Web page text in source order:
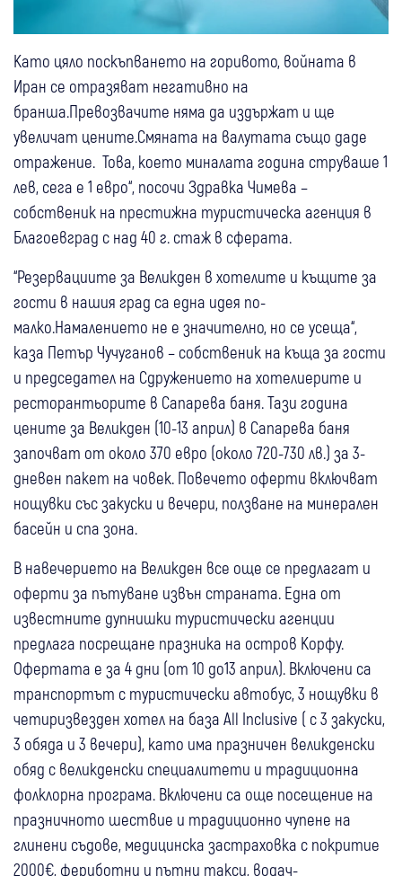
Като цяло поскъпването на горивото, войната в
Иран се отразяват негативно на
бранша.Превозвачите няма да издържат и ще
увеличат цените.Смяната на валутата също даде
отражение. Това, което миналата година струваше 1
лев, сега е 1 евро“, посочи Здравка Чимева –
собственик на престижна туристическа агенция в
Благоевград с над 40 г. стаж в сферата.
“Резервациите за Великден в хотелите и къщите за
гости в нашия град са една идея по-
малко.Намалението не е значително, но се усеща“,
каза Петър Чучуганов – собственик на къща за гости
и председател на Сдружението на хотелиерите и
ресторантьорите в Сапарева баня. Тази година
цените за Великден (10-13 април) в Сапарева баня
започват от около 370 евро (около 720-730 лв.) за 3-
дневен пакет на човек. Повечето оферти включват
нощувки със закуски и вечери, ползване на минерален
басейн и спа зона.
В навечерието на Великден все още се предлагат и
оферти за пътуване извън страната. Една от
известните дупнишки туристически агенции
предлага посрещане празника на остров Корфу.
Офертата е за 4 дни (от 10 до13 април). Включени са
транспортът с туристически автобус, 3 нощувки в
четиризвезден хотел на база All Inclusive ( с 3 закуски,
3 обяда и 3 вечери), като има празничен великденски
обяд с великденски специалитети и традиционна
фолклорна програма. Включени са още посещение на
празничното шествие и традиционно чупене на
глинени съдове, медицинска застраховка с покритие
2000€, фериботни и пътни такси, водач-